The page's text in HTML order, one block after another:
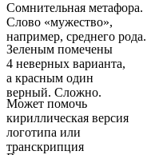
Сомнительная метафора.
Слово «мужество»,
например, среднего рода.
Зеленым помечены
4 неверных варианта,
а красным один
верный. Сложно.
Может помочь
кириллическая версия
логотипа или
транскрипция